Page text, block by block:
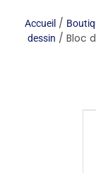
Accueil/
dessin / Bloc